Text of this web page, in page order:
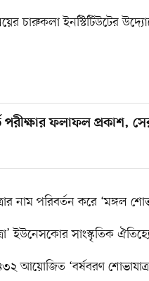
চারুকলা ইনস্টিটিউটের
পরীক্ষার ফলাফল প্রকাশ,
নাম পরিবর্তন করে ‘মঙ্গল
ইউনেসকোর সাংস্কৃতিক
আয়োজিত ‘বর্ষবরণ